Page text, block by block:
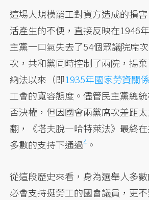
這場大規模罷工對資方造成的損
活產生的不便，直接反映在1946
主黨一口氣失去了54個眾議院席
次，共和黨同時控制了兩院，揚
納法以來（即1935年國家勞資關
工會的寬容態度。儘管民主黨總
否決權，但因國會兩黨席次差距
翻，《塔夫脫—哈特萊法》最終
多數的支持下通過4。
從這段歷史來看，身為選舉人多
必會支持挺勞工的國會議員，更